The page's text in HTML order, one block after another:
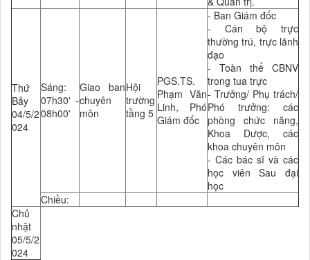
Thứ
Bảy
04/5/2
024
Sáng:
07h30' -
08h00'
Giao ban
chuyên
môn
Hội
trường
tầng 5
PGS.TS.
Phạm Văn
Linh, Phó
Giám đốc
- Ban Giám đốc
- Cán bộ trực
thường trú, trực lãnh
đạo
- Toàn thể CBNV
trong tua trực
- Trưởng/ Phụ trách/
Phó trưởng: các
phòng chức năng,
Khoa Dược, các
khoa chuyên môn
- Các bác sĩ và các
học viên Sau đại
học
Chiều:
Chủ
nhật
05/5/2
024